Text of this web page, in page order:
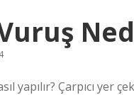
yapılır? Çarpıcı yer